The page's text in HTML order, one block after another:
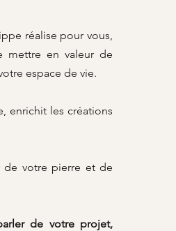
réalise pour vous,
mettre en valeur de
espace de vie.
enrichit les créations
de votre pierre et de
de votre projet,